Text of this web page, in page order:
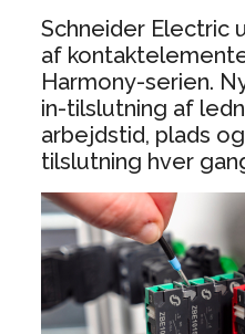
Schneider Electric
af
Harmony-serien.
in-tilslutning af
arbejdstid, plads
tilslutning hver